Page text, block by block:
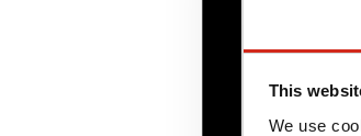
This
We use